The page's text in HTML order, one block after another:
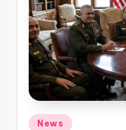
Publicado
News